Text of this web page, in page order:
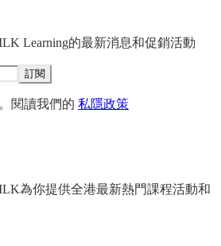
Learning的最新消息和促銷活動
訂閱
閱讀我們的 私隱政策
為你提供全港最新熱門課程活動和